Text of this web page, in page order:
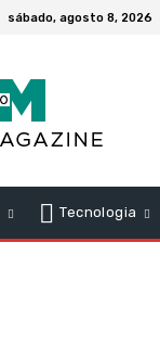
sábado, agosto 8, 2026
Tecnologia